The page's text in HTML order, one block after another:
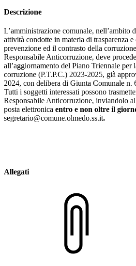
Descrizione
L’amministrazione comunale, nell’ambito
attività condotte in materia di trasparenza e
prevenzione ed il contrasto della
Responsabile Anticorruzione, deve
all’aggiornamento del Piano Triennale per
corruzione (P.T.P.C.) 2023-2025, già
2024, con delibera di Giunta Comunale n.
Tutti i soggetti interessati possono
Responsabile Anticorruzione, inviandolo
posta elettronica entro e non oltre il
segretario@comune.olmedo.ss.it.
IL
(Dott.
Allegati